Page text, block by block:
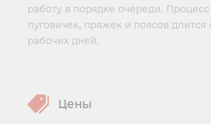
работу в порядке очереди.
пуговичек, пряжек и поясов длится
рабочих дней.
Цены